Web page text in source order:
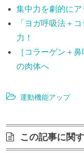
集中力を劇的にア
「ヨガ呼吸法＋
力！
［コラーゲン＋
の肉体へ
運動機能アップ
この記事に関